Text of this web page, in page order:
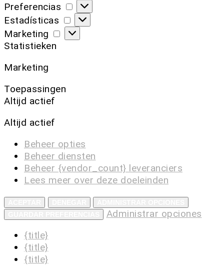
Preferencias
Estadísticas
Marketing
Statistieken
Marketing
Toepassingen
Altijd actief
Altijd actief
Beheer opties
Beheer diensten
Beheer {vendor_count} leveranciers
Lees meer over deze doeleinden
Administrar opciones
{title}
{title}
{title}